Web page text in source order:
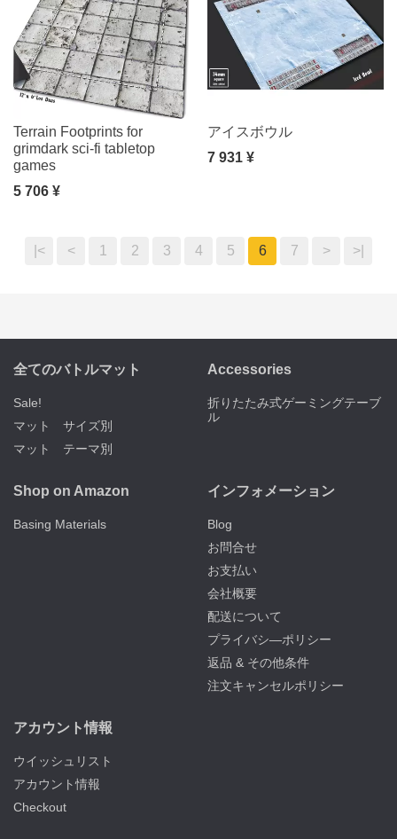
Terrain Footprints for
grimdark sci-fi tabletop
games
5 706 ¥
アイスボウル
7 931 ¥
|< < 1 2 3 4 5 6 7 > >|
全てのバトルマット
Sale!
マット サイズ別
マット テーマ別
Accessories
折りたたみ式ゲーミングテーブ
ル
Shop on Amazon
Basing Materials
インフォメーション
Blog
お問合せ
お支払い
会社概要
配送について
プライバシ―ポリシー
返品 & その他条件
注文キャンセルポリシー
アカウント情報
ウイッシュリスト
アカウント情報
Checkout